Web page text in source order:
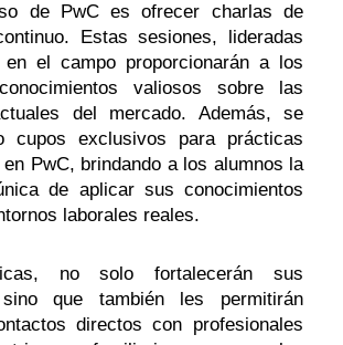
de PwC es ofrecer charlas de
Estas sesiones, lideradas
en el campo proporcionarán a los
valiosos sobre las
del mercado. Además, se
cupos exclusivos para prácticas
PwC, brindando a los alumnos la
de aplicar sus conocimientos
laborales reales.
no solo fortalecerán sus
sino que también les permitirán
directos con profesionales